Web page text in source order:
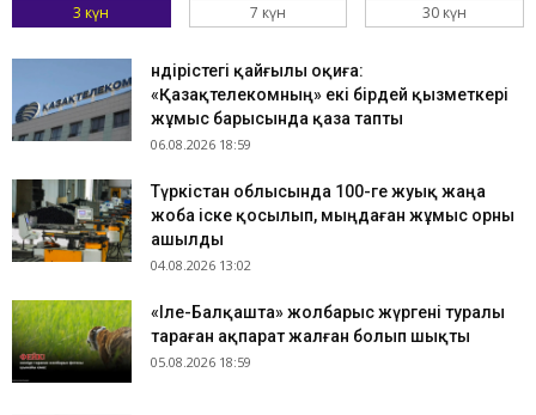
3 күн 7 күн 30 күн
Өндірістегі қайғылы оқиға:
«Қазақтелекомның» екі бірдей қызметкері
жұмыс барысында қаза тапты
06.08.2026 18:59
Түркістан облысында 100-ге жуық жаңа
жоба іске қосылып, мыңдаған жұмыс орны
ашылды
04.08.2026 13:02
«Іле-Балқашта» жолбарыс жүргені туралы
тараған ақпарат жалған болып шықты
05.08.2026 18:59